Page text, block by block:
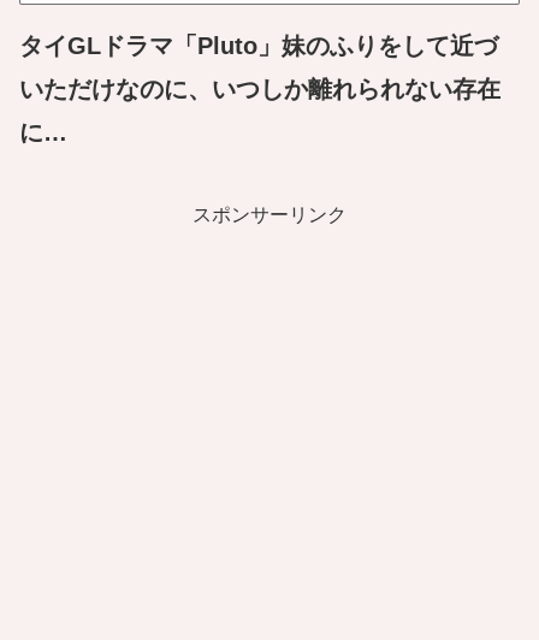
タイGLドラマ「Pluto」妹のふりをして近づ
いただけなのに、いつしか離れられない存在
に…
スポンサーリンク